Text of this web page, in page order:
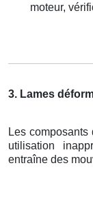
moteur,
3. Lames
Les
utilisation
entraîne des